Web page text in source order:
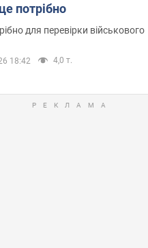
потрібно
для перевірки військового
18:42 4,0 т.